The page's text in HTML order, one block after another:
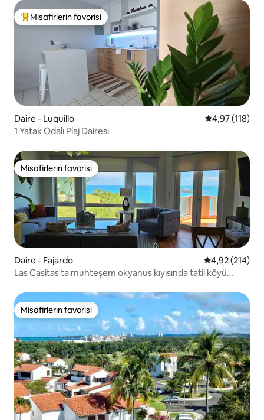
Misafirlerin favorilerinden en beğenilenler arasında
Misafirlerin favorisi
Daire - Luquillo 5 üzerinden
4,97 (118)
1 Yatak Odalı Plaj Dairesi
Misafirlerin favorisi
Misafirlerin favorisi
Daire - Fajardo 5 üzerinden
4,92 (214)
Las Casitas'ta muhteşem okyanus kıyısında tatil köyü
Misafirlerin favorisi
Misafirlerin favorisi